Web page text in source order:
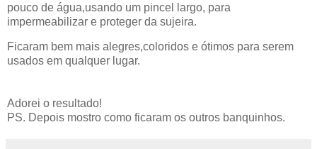
pouco de água,usando um pincel largo, para
impermeabilizar e proteger da sujeira.
Ficaram bem mais alegres,coloridos e ótimos para serem
usados em qualquer lugar.
Adorei o resultado!
PS. Depois mostro como ficaram os outros banquinhos.